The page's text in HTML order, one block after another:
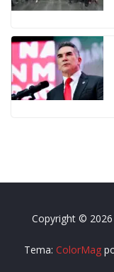
Copyright © 2026
Tema: ColorMag